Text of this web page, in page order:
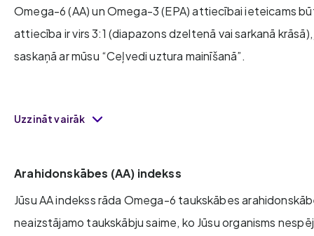
Omega-6 (AA) un Omega-3 (EPA) attiecībai ieteicams
attiecība ir virs 3:1 (diapazons dzeltenā vai sarkanā
saskaņā ar mūsu “Ceļvedi uztura mainīšanā”.
Uzzināt vairāk
Arahidonskābes (AA) indekss
Jūsu AA indekss rāda Omega-6 taukskābes
neaizstājamo taukskābju saime, ko Jūsu organisms